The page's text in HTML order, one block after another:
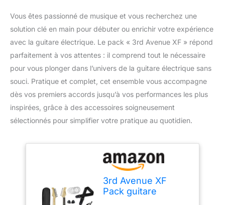
Vous êtes passionné de musique et vous recherchez une
solution clé en main pour débuter ou enrichir votre expérience
avec la guitare électrique. Le pack « 3rd Avenue XF » répond
parfaitement à vos attentes : il comprend tout le nécessaire
pour vous plonger dans l’univers de la guitare électrique sans
souci. Pratique et complet, cet ensemble vous accompagne
dès vos premiers accords jusqu’à vos performances les plus
inspirées, grâce à des accessoires soigneusement
sélectionnés pour simplifier votre pratique au quotidien.
3rd Avenue XF
Pack guitare